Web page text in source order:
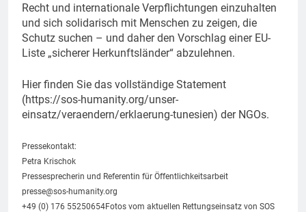
Recht und internationale Verpflichtungen einzuhalten
und sich solidarisch mit Menschen zu zeigen, die
Schutz suchen – und daher den Vorschlag einer EU-
Liste „sicherer Herkunftsländer“ abzulehnen.
Hier finden Sie das vollständige Statement
(https://sos-humanity.org/unser-
einsatz/veraendern/erklaerung-tunesien) der NGOs.
Pressekontakt:
Petra Krischok
Pressesprecherin und Referentin für Öffentlichkeitsarbeit
presse@sos-humanity.org
+49 (0) 176 55250654Fotos vom aktuellen Rettungseinsatz von SOS